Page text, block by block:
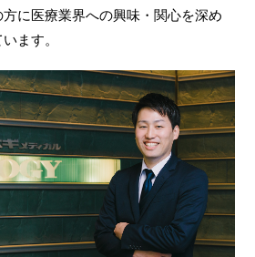
に医療業界への興味・関心を深め
ます。